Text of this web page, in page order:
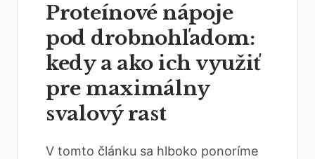
Proteínové nápoje
pod drobnohľadom:
kedy a ako ich využiť
pre maximálny
svalový rast
V tomto článku sa hlboko ponoríme